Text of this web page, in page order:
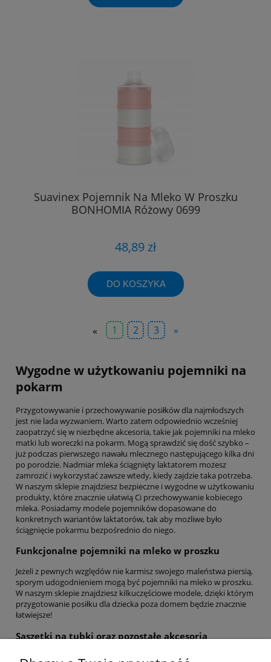
Suavinex Pojemnik Na Mleko W Proszku
BONHOMIA Różowy 0699
48,89 zł
DO KOSZYKA
« 1 2 3 »
Wygodne w użytkowaniu pojemniki na
pokarm
Przygotowywanie i przechowywanie posiłków dla najmłodszych
jest nie lada wyzwaniem. Warto zatem odpowiednio wcześniej
zaopatrzyć się w niezbędne akcesoria, takie jak pojemniki na mleko
matki lub woreczki na pokarm. Mogą sprawdzić się dość szybko –
już podczas pierwszego nawału mlecznego następującego kilka dni
po porodzie. Nadmiar mleka ściągnięty laktatorem możesz
zamrozić i wykorzystać zawsze wtedy, kiedy zajdzie taka potrzeba.
W naszym sklepie znajdziesz bezpieczne i wygodne w użytkowaniu
produkty, które znacznie ułatwią Ci przechowywanie kobiecego
mleka. Posiadamy modele pojemników dopasowane do
konkretnych wariantów laktatorów, tak aby możliwe było
ściągnięcie pokarmu bezpośrednio do niego.
Funkcjonalne pojemniki na mleko w proszku
Jeżeli z pewnych względów nie karmisz swojego maleństwa piersią,
sporym udogodnieniem mogą być pojemniki na mleko w proszku.
W naszym sklepie znajdziesz kilkuczęściowe modele, dzięki którym
przygotowanie posiłku dla dziecka poza domem będzie znacznie
łatwiejsze!
Saszetki na tubki oraz pozostałe akcesoria
Poza szerokim wyborem pojemników, w naszym sklepie znajdziesz